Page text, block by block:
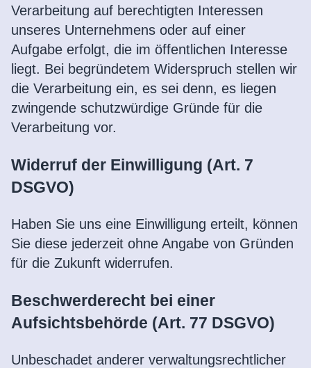
Verarbeitung auf berechtigten Interessen
unseres Unternehmens oder auf einer
Aufgabe erfolgt, die im öffentlichen Interesse
liegt. Bei begründetem Widerspruch stellen wir
die Verarbeitung ein, es sei denn, es liegen
zwingende schutzwürdige Gründe für die
Verarbeitung vor.
Widerruf der Einwilligung (Art. 7
DSGVO)
Haben Sie uns eine Einwilligung erteilt, können
Sie diese jederzeit ohne Angabe von Gründen
für die Zukunft widerrufen.
Beschwerderecht bei einer
Aufsichtsbehörde (Art. 77 DSGVO)
Unbeschadet anderer verwaltungsrechtlicher